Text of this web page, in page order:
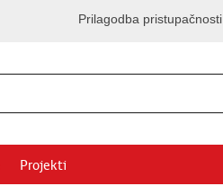
Prilagodba pristupačnosti
Projekti